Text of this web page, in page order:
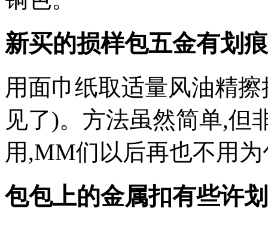
新买的损样包五金有划
用面巾纸取适量风油精
见了)。方法虽然简单,但
用,MM们以后再也不用
包包上的金属扣有些许